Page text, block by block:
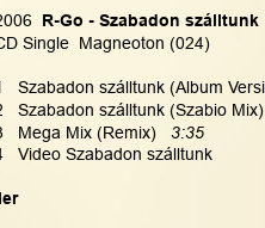
  R-Go - Szabadon szálltunk
Single  Magneoton (024)
Szabadon szálltunk (Album
Szabadon szálltunk (Szabio
Mega Mix (Remix) 3:35
Video Szabadon szálltunk